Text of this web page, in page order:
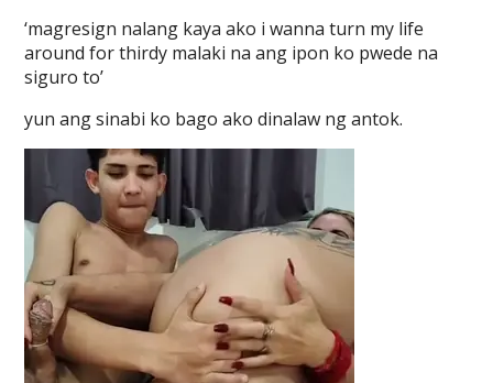
‘magresign nalang kaya ako i wanna turn my life
around for thirdy malaki na ang ipon ko pwede na
siguro to’
yun ang sinabi ko bago ako dinalaw ng antok.